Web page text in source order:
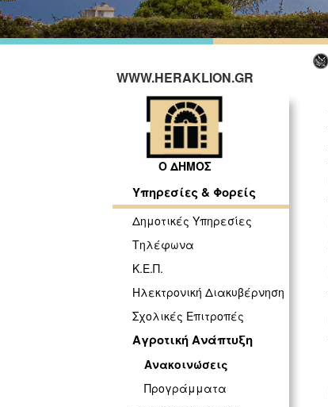
WWW.HERAKLION.GR
Ο ΔΗΜΟΣ
Υπηρεσίες & Φορείς
Δημοτικές Υπηρεσίες
Τηλέφωνα
Κ.Ε.Π.
Ηλεκτρονική Διακυβέρνηση
Σχολικές Επιτροπές
Αγροτική Ανάπτυξη
Ανακοινώσεις
Προγράμματα